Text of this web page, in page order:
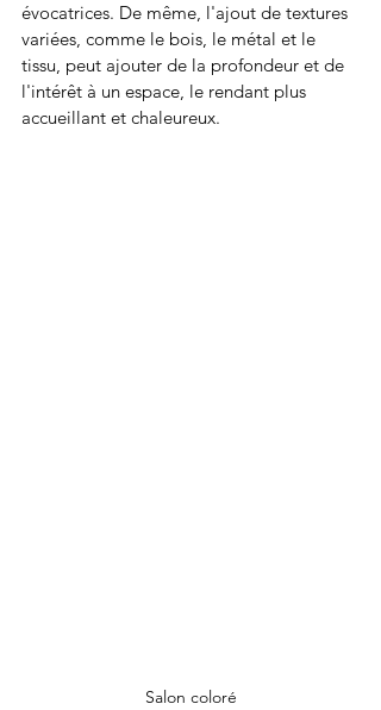
évocatrices. De même, l'ajout de textures
variées, comme le bois, le métal et le
tissu, peut ajouter de la profondeur et de
l'intérêt à un espace, le rendant plus
accueillant et chaleureux.
Salon coloré